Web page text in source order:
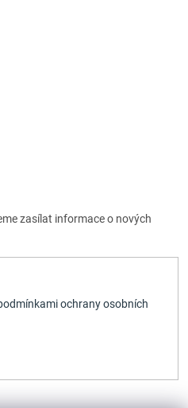
zasílat informace o nových
ochrany osobních